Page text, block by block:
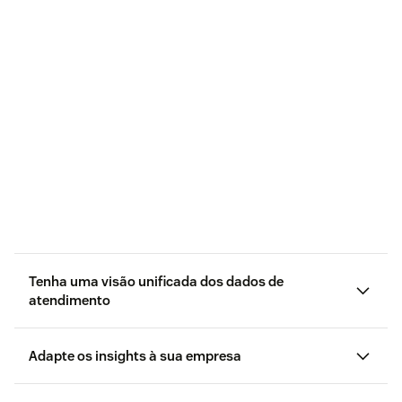
Tenha uma visão unificada dos dados de
atendimento
Adapte os insights à sua empresa